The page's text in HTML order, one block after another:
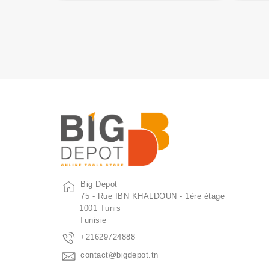
Big Depot
75 - Rue IBN KHALDOUN - 1ère étage
1001 Tunis
Tunisie
+21629724888
contact@bigdepot.tn